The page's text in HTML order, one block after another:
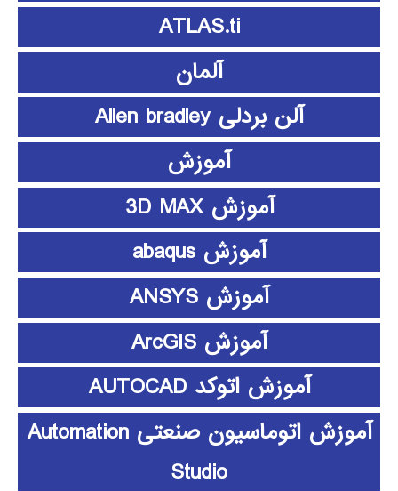
ATLAS.ti
آلمان
آلن بردلی Allen bradley
آموزش
آموزش 3D MAX
آموزش abaqus
آموزش ANSYS
آموزش ArcGIS
آموزش اتوکد AUTOCAD
آموزش اتوماسیون صنعتی Automation
Studio